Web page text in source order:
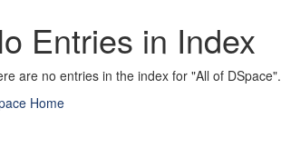
Entries in Index
are no entries in the index for "All of DSpace".
Home